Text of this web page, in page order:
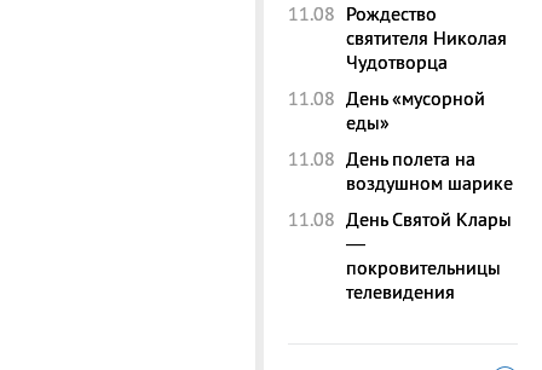
11.08 Рождество
святителя Николая
Чудотворца
11.08 День «мусорной
еды»
11.08 День полета на
воздушном шарике
11.08 День Святой Клары
—
покровительницы
телевидения